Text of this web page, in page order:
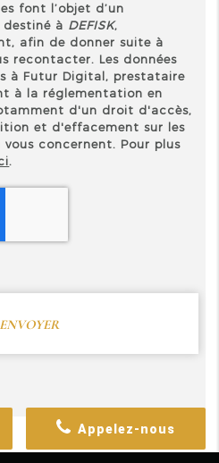
font l’objet d’un
à DEFISK,
afin de donner suite à
recontacter. Les données
à Futur Digital, prestataire
à la réglementation en
d'un droit d'accès,
et d'effacement sur les
vous concernent. Pour plus
.
Appelez-nous